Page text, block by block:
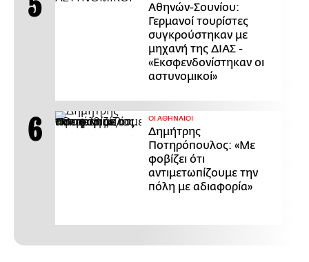
Αθηνών-Σουνίου:
Γερμανοί τουρίστες
συγκρούστηκαν με
μηχανή της ΔΙΑΣ -
«Εκσφενδονίστηκαν οι
αστυνομικοί»
ΟΙ ΑΘΗΝΑΙΟΙ
Δημήτρης
Ποτηρόπουλος: «Με
φοβίζει ότι
αντιμετωπίζουμε την
πόλη με αδιαφορία»